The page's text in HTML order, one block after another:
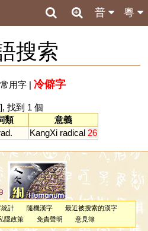
粵
普
搜索
常用字| 冷僻字
], 找到 1 個
類
意義
KangXi radical 26
統計 隨機漢字
最近被搜索的漢字
隱政策 免責聲明 意見簿